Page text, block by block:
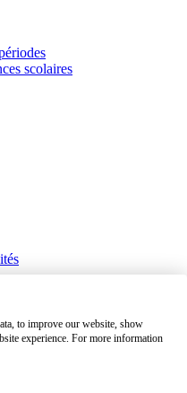
scolaires
to improve our website, show
experience. For more information